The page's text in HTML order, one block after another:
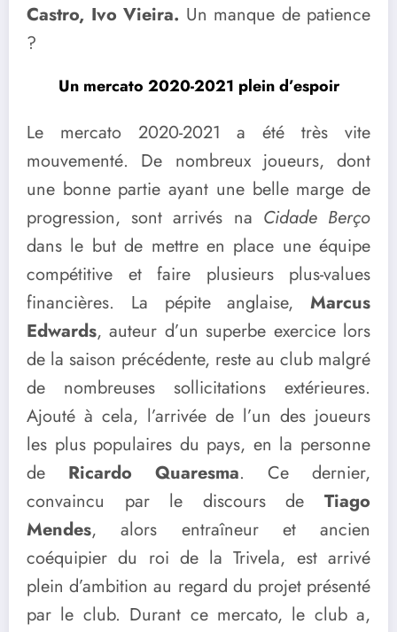
Castro, Ivo Vieira. Un manque de patience
?
Un mercato 2020-2021 plein d’espoir
Le mercato 2020-2021 a été très vite
mouvementé. De nombreux joueurs, dont
une bonne partie ayant une belle marge de
progression, sont arrivés na Cidade Berço
dans le but de mettre en place une équipe
compétitive et faire plusieurs plus-values
financières. La pépite anglaise, Marcus
Edwards, auteur d’un superbe exercice lors
de la saison précédente, reste au club malgré
de nombreuses sollicitations extérieures.
Ajouté à cela, l’arrivée de l’un des joueurs
les plus populaires du pays, en la personne
de Ricardo Quaresma. Ce dernier,
convaincu par le discours de Tiago
Mendes, alors entraîneur et ancien
coéquipier du roi de la Trivela, est arrivé
plein d’ambition au regard du projet présenté
par le club. Durant ce mercato, le club a,